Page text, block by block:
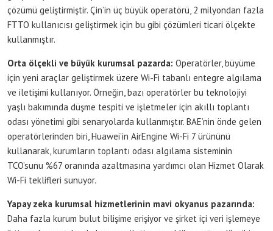
çözümü geliştirmiştir. Çin’in üç büyük operatörü, 2 milyondan fazla
FTTO kullanıcısı geliştirmek için bu gibi çözümleri ticari ölçekte
kullanmıştır.
Orta ölçekli ve büyük kurumsal pazarda: Operatörler, büyüme
için yeni araçlar geliştirmek üzere Wi-Fi tabanlı entegre algılama
ve iletişimi kullanıyor. Örneğin, bazı operatörler bu teknolojiyi
yaşlı bakımında düşme tespiti ve işletmeler için akıllı toplantı
odası yönetimi gibi senaryolarda kullanmıştır. BAE’nin önde gelen
operatörlerinden biri, Huawei’in AirEngine Wi-Fi 7 ürününü
kullanarak, kurumların toplantı odası algılama sisteminin
TCO’sunu %67 oranında azaltmasına yardımcı olan Hizmet Olarak
Wi-Fi teklifleri sunuyor.
Yapay zeka kurumsal hizmetlerinin mavi okyanus pazarında:
Daha fazla kurum bulut bilişime erişiyor ve şirket içi veri işlemeye